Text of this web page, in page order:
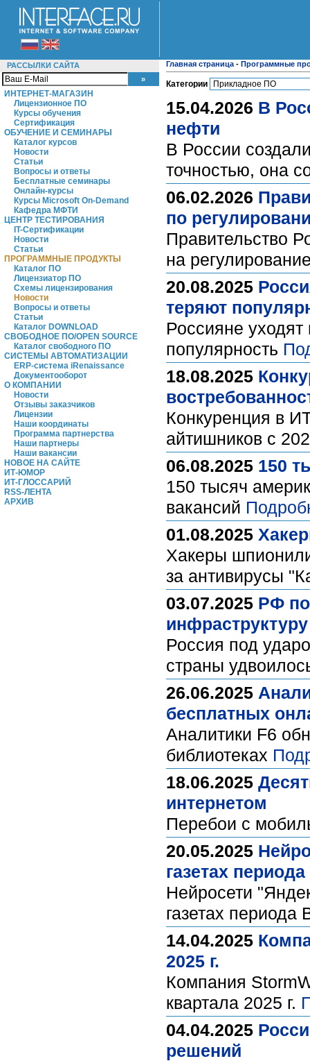
РАССЫЛКИ САЙТА
ИНТЕРНЕТ-МАГАЗИН
Лицензионное ПО
Курсы обучения
Сертификация
ОБУЧЕНИЕ И СЕМИНАРЫ
Каталог курсов
Новости
Статьи
Вопросы и ответы
Бесплатные семинары
Онлайн-курсы
Курсы Microsoft On-Demand
Кафедра МФТИ
ЦЕНТР ТЕСТИРОВАНИЯ
IT-Сертификации
Новости
Статьи
ПРОГРАММНЫЕ ПРОДУКТЫ
Каталог ПО
Лицензиатор ПО
Схемы лицензирования
Новости
Вопросы и ответы
Статьи
Каталог DOWNLOAD
СВОБОДНОЕ ПО/OPEN SOURCE
Каталог свободного ПО
СИСТЕМЫ АВТОМАТИЗАЦИИ
ERP-система iRenaissance
Документооборот
О КОМПАНИИ
Новости
Отзывы заказчиков
Лицензии
Наши координаты
Программа партнерства
Наши партнеры
Наши вакансии
НОВОЕ НА САЙТЕ
ИТ-ЮМОР
ИТ-ГЛОССАРИЙ
RSS-ЛЕНТА
АРХИВ
Главная страница - Программные
Категории
15.04.2026 В
нефти
В России
точностью, она
06.02.2026
по
Правительство
на
20.08.2025
теряют
Россияне
популярность
18.08.2025
Конкуренция в
айтишников с
06.08.2025 150
150 тысяч
вакансий
01.08.2025
Хакеры
за антивирусы
03.07.2025 РФ
Россия под
страны
26.06.2025
бесплатных
Аналитики F6
библиотеках
18.06.2025
интернетом
Перебои с
20.05.2025
газетах
Нейросети
газетах
14.04.2025
2025 г.
Компания
квартала 2025 г.
04.04.2025
решений